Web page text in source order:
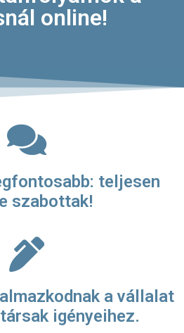
online!
teljesen
szabottak!
a vállalat
igényeihez.